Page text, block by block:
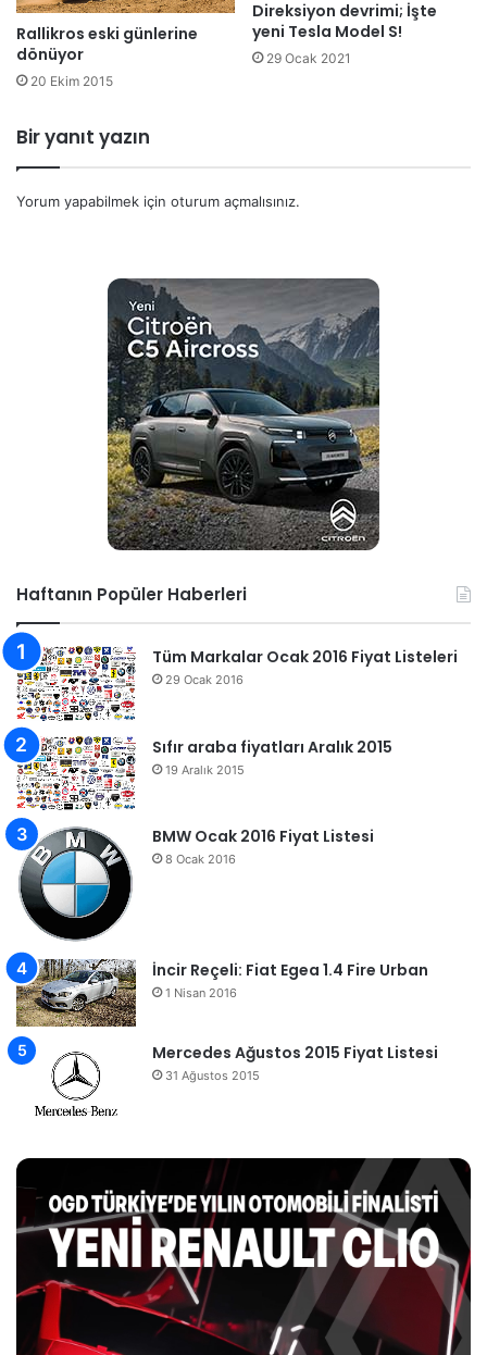
Rallikros eski günlerine
dönüyor
20 Ekim 2015
Direksiyon devrimi; İşte
yeni Tesla Model S!
29 Ocak 2021
Bir yanıt yazın
Yorum yapabilmek için oturum açmalısınız.
Haftanın Popüler Haberleri
Tüm Markalar Ocak 2016 Fiyat Listeleri
29 Ocak 2016
Sıfır araba fiyatları Aralık 2015
19 Aralık 2015
BMW Ocak 2016 Fiyat Listesi
8 Ocak 2016
İncir Reçeli: Fiat Egea 1.4 Fire Urban
1 Nisan 2016
Mercedes Ağustos 2015 Fiyat Listesi
31 Ağustos 2015